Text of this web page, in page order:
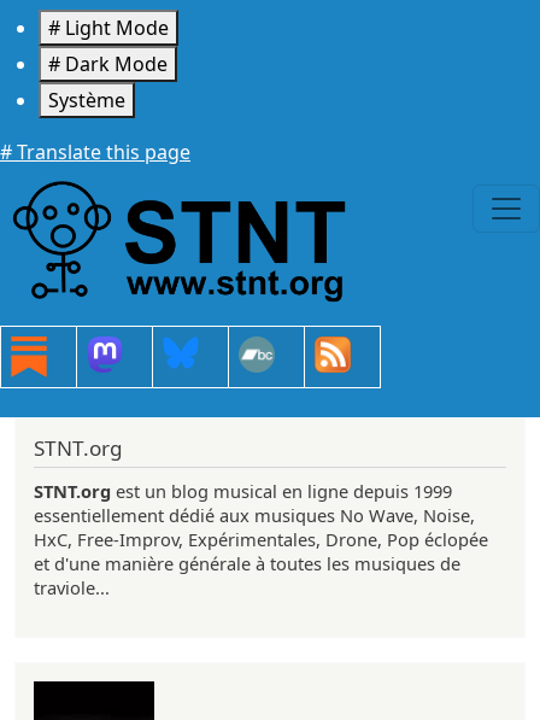
Aller au contenu principal
# Light Mode
# Dark Mode
Système
# Translate this page
STNT.org
STNT.org est un blog musical en ligne depuis 1999
essentiellement dédié aux musiques No Wave, Noise,
HxC, Free-Improv, Expérimentales, Drone, Pop éclopée
et d'une manière générale à toutes les musiques de
traviole...